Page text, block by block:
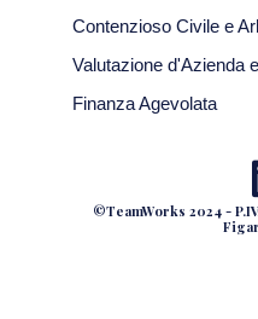
Contenzioso Civile e
Valutazione d'Azienda
Finanza Agevolata
©TeamWorks 2024 -